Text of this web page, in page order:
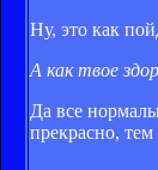
Ну, это как
А как твое
Да все
прекрасно,